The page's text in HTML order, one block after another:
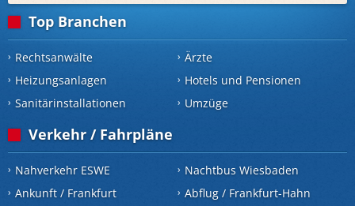
Top Branchen
Rechtsanwälte Ärzte
Heizungsanlagen
Hotels und Pensionen
Sanitärinstallationen
Umzüge
Verkehr / Fahrpläne
Nahverkehr ESWE Nachtbus Wiesbaden
Ankunft / Frankfurt
Abflug / Frankfurt-Hahn